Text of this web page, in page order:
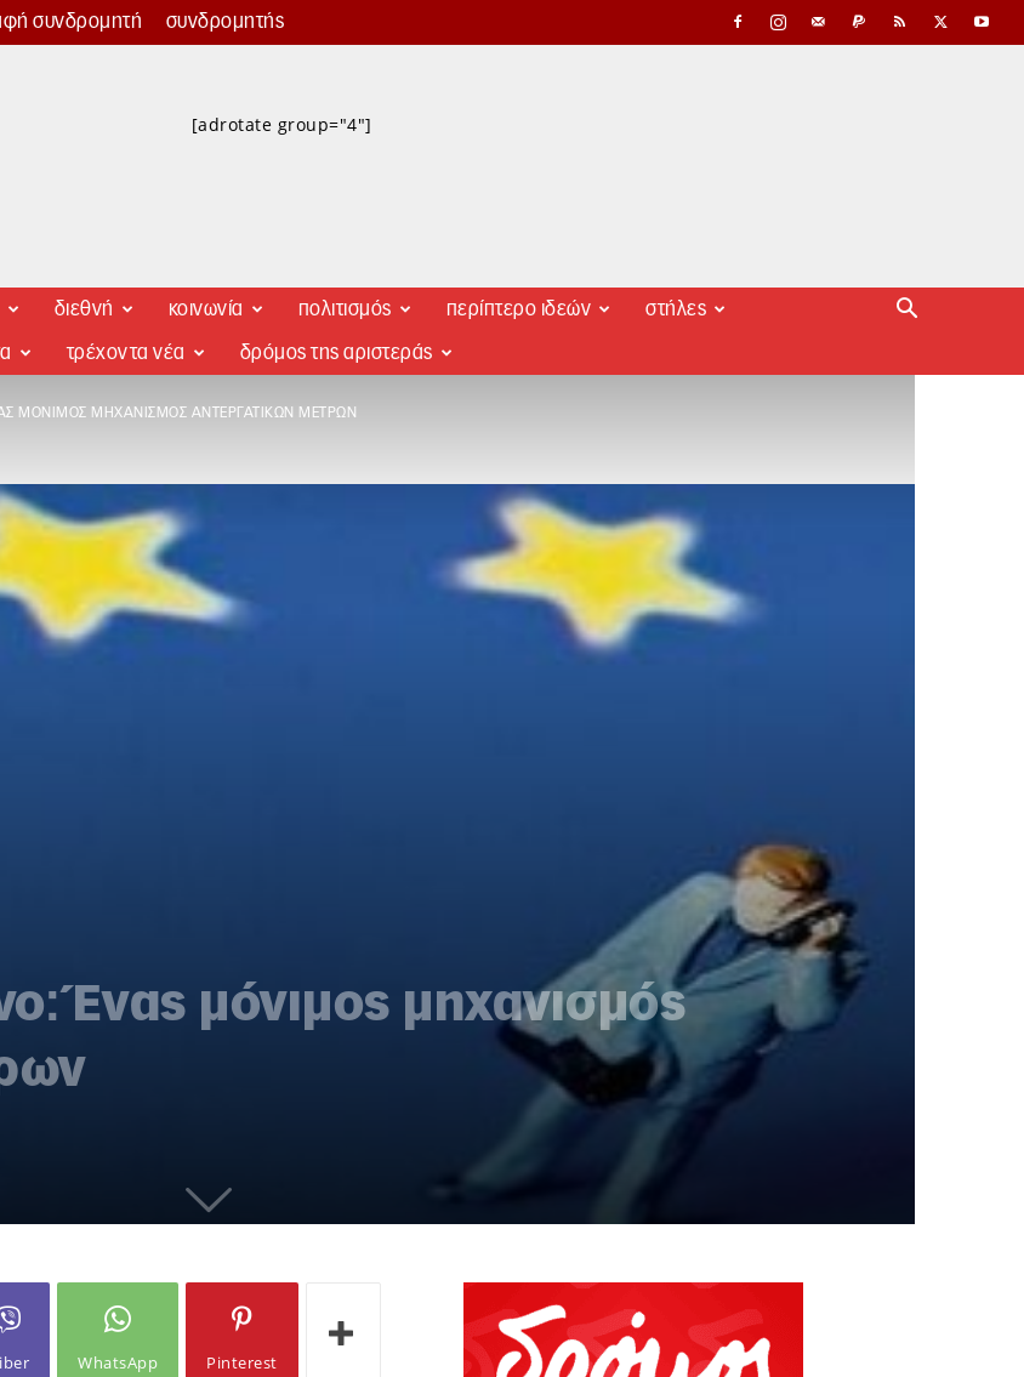
συνδρομητή συνδρομητής
[adrotate group="4"]
διεθνή κοινωνία πολιτισμός περίπτερο ιδεών στήλες
τρέχοντα νέα δρόμος της αριστεράς
ΜΌΝΙΜΟΣ ΜΗΧΑΝΙΣΜΌΣ ΑΝΤΕΡΓΑΤΙΚΏΝ ΜΈΤΡΩΝ
Ένας μόνιμος μηχανισμός
WhatsApp Pinterest